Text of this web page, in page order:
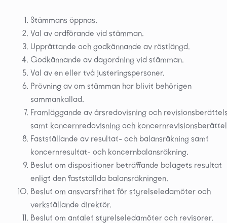
Stämmans öppnas.
Val av ordförande vid stämman.
Upprättande och godkännande av röstlängd.
Godkännande av dagordning vid stämman.
Val av en eller två justeringspersoner.
Prövning av om stämman har blivit behörigen
sammankallad.
Framläggande av årsredovisning och
samt koncernredovisning och
Fastställande av resultat- och balansräkning samt
koncernresultat- och koncernbalansräkning.
Beslut om dispositioner beträffande bolagets resultat
enligt den fastställda balansräkningen.
Beslut om ansvarsfrihet för styrelseledamöter och
verkställande direktör.
Beslut om antalet styrelseledamöter och revisorer.